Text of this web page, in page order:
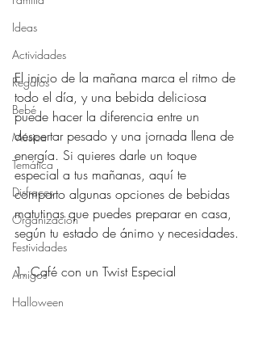
Ideas
Actividades
Regalos
Bebé
Música
Temática
Disfraces
Organización
Festividades
Amigos
Halloween
El inicio de la mañana marca el ritmo de
todo el día, y una bebida deliciosa
puede hacer la diferencia entre un
despertar pesado y una jornada llena de
energía. Si quieres darle un toque
especial a tus mañanas, aquí te
comparto algunas opciones de bebidas
matutinas que puedes preparar en casa,
según tu estado de ánimo y necesidades.
1. Café con un Twist Especial